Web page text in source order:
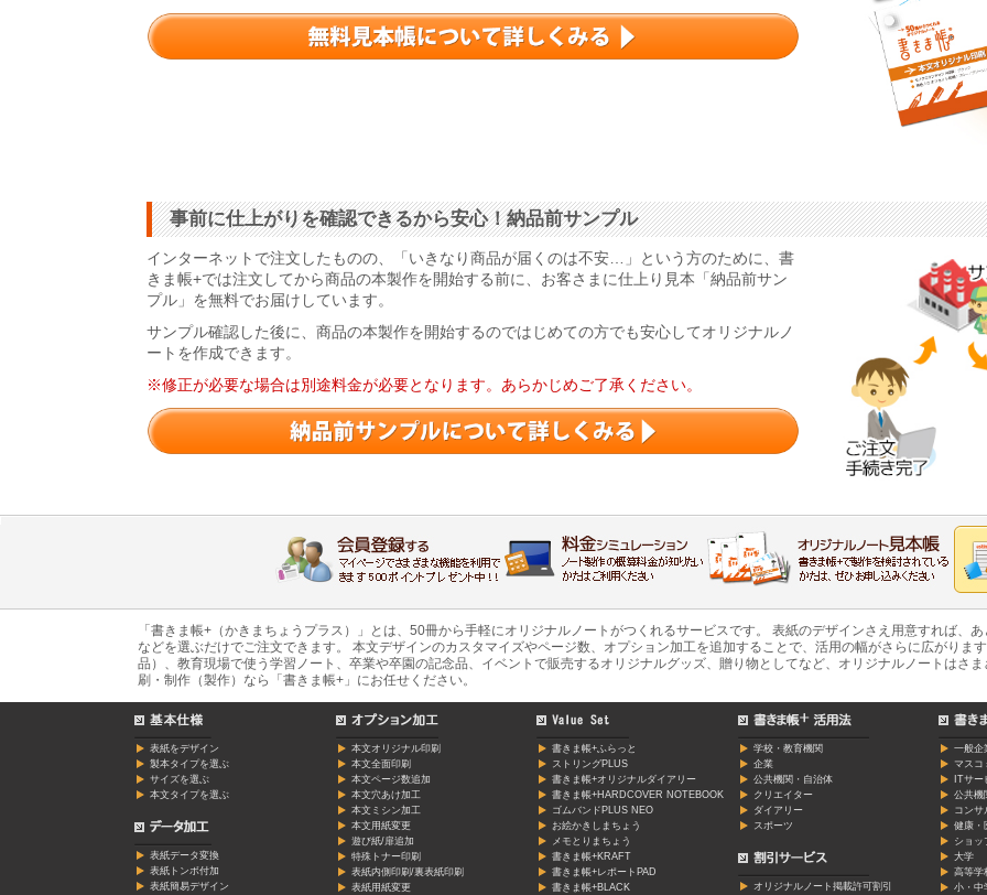
事前に仕上がりを確認できるから安心！納品前サンプル
インターネットで注文したものの、「いきなり商品が届くのは不安…」という方のために、書
きま帳+では注文してから商品の本製作を開始する前に、お客さまに仕上り見本「納品前サン
プル」を無料でお届けしています。
サンプル確認した後に、商品の本製作を開始するのではじめての方でも安心してオリジナルノ
ートを作成できます。
※修正が必要な場合は別途料金が必要となります。あらかじめご了承ください。
「書きま帳+（かきまちょうプラス）」とは、50冊から手軽にオリジナルノートがつくれるサービスです。 表紙のデザインさえ用意すれば、
などを選ぶだけでご注文できます。 本文デザインのカスタマイズやページ数、オプション加工を追加することで、活用の幅がさらに広がりま
品）、教育現場で使う学習ノート、卒業や卒園の記念品、イベントで販売するオリジナルグッズ、贈り物としてなど、オリジナルノートはさ
刷・制作（製作）なら「書きま帳+」にお任せください。
表紙をデザイン
製本タイプを選ぶ
サイズを選ぶ
本文タイプを選ぶ
表紙データ変換
表紙トンボ付加
表紙簡易デザイン
本文オリジナル印刷
本文全面印刷
本文ページ数追加
本文穴あけ加工
本文ミシン加工
本文用紙変更
遊び紙/扉追加
特殊トナー印刷
表紙内側印刷/裏表紙印刷
表紙用紙変更
書きま帳+ふらっと
ストリングPLUS
書きま帳+オリジナルダイアリー
書きま帳+HARDCOVER NOTEBOOK
ゴムバンドPLUS NEO
お絵かきしまちょう
メモとりまちょう
書きま帳+KRAFT
書きま帳+レポートPAD
書きま帳+BLACK
学校・教育機関
企業
公共機関・自治体
クリエイター
ダイアリー
スポーツ
オリジナルノート掲載許可割引
一般企
マスコ
ITサ
公共機
コンサ
健康・
ショッ
大学
高等学
小・中